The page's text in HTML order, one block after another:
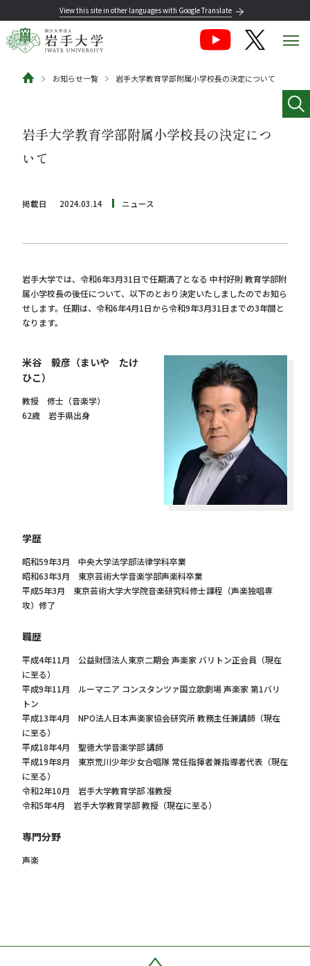
View this site in other languages with Google Translate
お知らせ一覧 岩手大学教育学部附属小学校長の決定について
岩手大学教育学部附属小学校長の決定につ
いて
掲載日 2024.03.14 ニュース
岩手大学では、令和6年3月31日で任期満了となる 中村好則 教育学部附
属小学校長の後任について、以下のとおり決定いたしましたのでお知ら
せします。任期は、令和6年4月1日から令和9年3月31日までの3年間と
なります。
米谷 毅彦（まいや たけ
ひこ）
教授 修士（音楽学）
62歳 岩手県出身
学歴
昭和59年3月 中央大学法学部法律学科卒業
昭和63年3月 東京芸術大学音楽学部声楽科卒業
平成5年3月 東京芸術大学大学院音楽研究科修士課程（声楽独唱専
攻）修了
職歴
平成4年11月 公益財団法人東京二期会 声楽家 バリトン正会員（現在
に至る）
平成9年11月 ルーマニア コンスタンツァ国立歌劇場 声楽家 第1バリ
トン
平成13年4月 NPO法人日本声楽家協会研究所 教務主任兼講師（現在
に至る）
平成18年4月 聖徳大学音楽学部 講師
平成19年8月 東京荒川少年少女合唱隊 常任指揮者兼指導者代表（現在
に至る）
令和2年10月 岩手大学教育学部 准教授
令和5年4月 岩手大学教育学部 教授（現在に至る）
専門分野
声楽